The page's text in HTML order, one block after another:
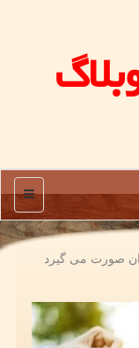
منو
صورت می گیرد